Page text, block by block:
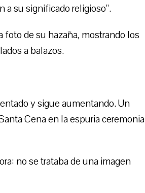
a su significado religioso”.
de su hazaña, mostrando los
a balazos.
y sigue aumentando. Un
Cena en la espuria ceremonia
no se trataba de una imagen